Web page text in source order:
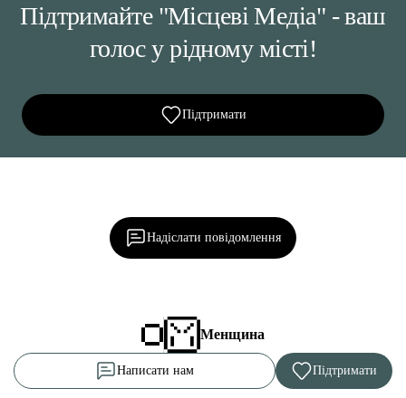
Підтримайте "Місцеві Медіа" - ваш
голос у рідному місті!
Підтримати
Надіслати повідомлення
Менщина
Написати нам Підтримати